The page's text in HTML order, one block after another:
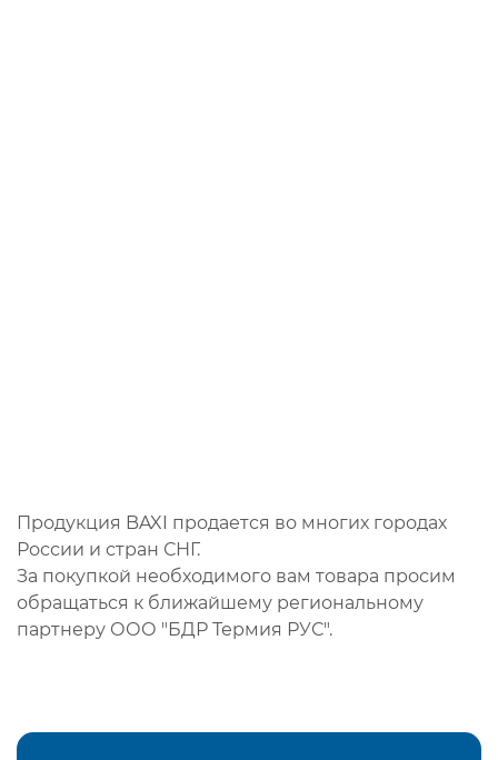
Продукция BAXI продается во многих городах
России и стран СНГ.
За покупкой необходимого вам товара просим
обращаться к ближайшему региональному
партнеру ООО "БДР Термия РУС".